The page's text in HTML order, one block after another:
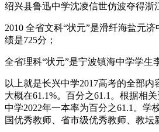
绍兴县鲁迅中学沈凌信世仿波夺得浙
2010 全省文科“状元”是滑纤海盐元
绩是725分；
全省理科“状元”是宁波镇海中学学生
以上就是长兴中学2017高考的全部内
大概在61.1%。百分之61.1。根据相
中学2022年一本率为百分之61.1。学
国优秀教师、省市级优秀教师、教坛